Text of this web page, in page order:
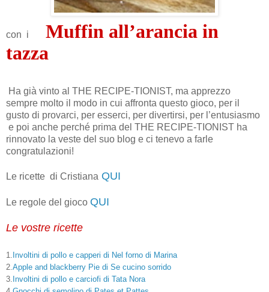
con i
Muffin all’arancia in
tazza
Ha già vinto al THE RECIPE-TIONIST, ma apprezzo
sempre molto il modo in cui affronta questo gioco, per il
gusto di provarci, per esserci, per divertirsi, per l’entusiasmo
e poi anche perché prima del THE RECIPE-TIONIST ha
rinnovato la veste del suo blog e ci tenevo a farle
congratulazioni!
Le ricette di Cristiana QUI
Le regole del gioco QUI
Le vostre ricette
1.
Involtini di pollo e capperi di Nel forno di Marina
2. Apple and blackberry Pie di Se cucino sorrido
3. Involtini di pollo e carciofi di Tata Nora